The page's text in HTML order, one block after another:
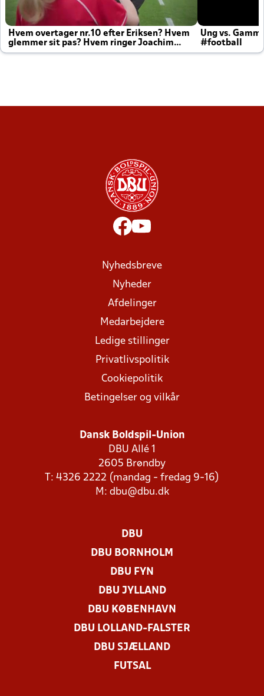
Hvem overtager nr.10 efter Eriksen? Hvem
glemmer sit pas? Hvem ringer Joachim
altid til efter kampe?
Ung vs.
#football
Nyhedsbreve
Nyheder
Afdelinger
Medarbejdere
Ledige stillinger
Privatlivspolitik
Cookiepolitik
Betingelser og vilkår
Dansk Boldspil-Union
DBU Allé 1
2605 Brøndby
T: 4326 2222 (mandag - fredag 9-16)
M: dbu@dbu.dk
DBU
DBU BORNHOLM
DBU FYN
DBU JYLLAND
DBU KØBENHAVN
DBU LOLLAND-FALSTER
DBU SJÆLLAND
FUTSAL